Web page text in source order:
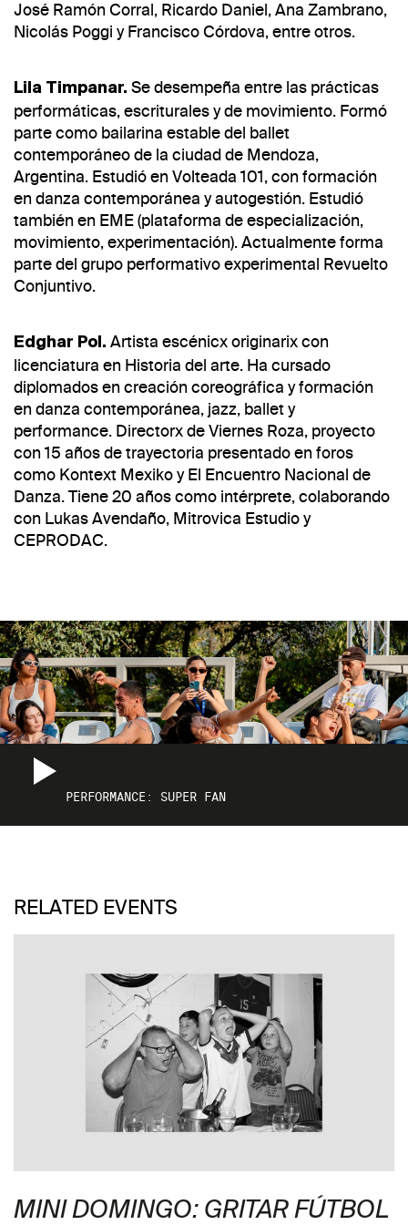
José Ramón Corral, Ricardo Daniel, Ana Zambrano,
Nicolás Poggi y Francisco Córdova, entre otros.
Lila Timpanar. Se desempeña entre las prácticas
performáticas, escriturales y de movimiento. Formó
parte como bailarina estable del ballet
contemporáneo de la ciudad de Mendoza,
Argentina. Estudió en Volteada 101, con formación
en danza contemporánea y autogestión. Estudió
también en EME (plataforma de especialización,
movimiento, experimentación). Actualmente forma
parte del grupo performativo experimental Revuelto
Conjuntivo.
Edghar Pol. Artista escénicx originarix con
licenciatura en Historia del arte. Ha cursado
diplomados en creación coreográfica y formación
en danza contemporánea, jazz, ballet y
performance. Directorx de Viernes Roza, proyecto
con 15 años de trayectoria presentado en foros
como Kontext Mexiko y El Encuentro Nacional de
Danza. Tiene 20 años como intérprete, colaborando
con Lukas Avendaño, Mitrovica Estudio y
CEPRODAC.
PERFORMANCE: SUPER FAN
RELATED EVENTS
MINI DOMINGO: GRITAR FÚTBOL